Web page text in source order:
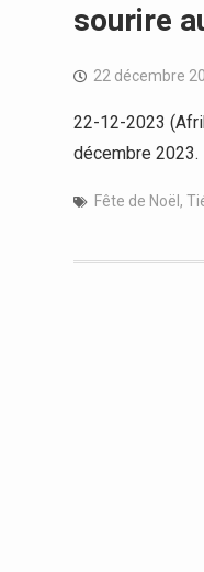
sourire
22 décembre
22-12-2023
décembre 2023.
Fête de Noël ,